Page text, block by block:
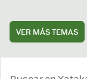
VER MÁS TEMAS